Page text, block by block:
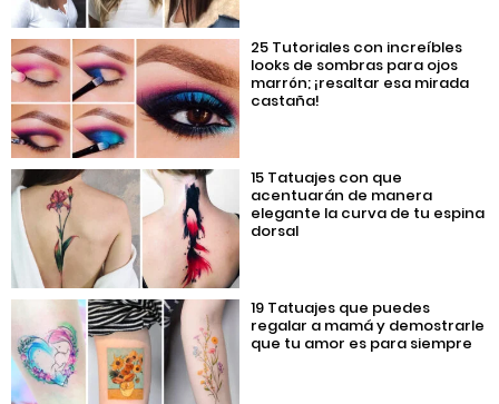
25 Tutoriales con increíbles
looks de sombras para ojos
marrón; ¡resaltar esa mirada
castaña!
15 Tatuajes con que
acentuarán de manera
elegante la curva de tu espina
dorsal
19 Tatuajes que puedes
regalar a mamá y demostrarle
que tu amor es para siempre